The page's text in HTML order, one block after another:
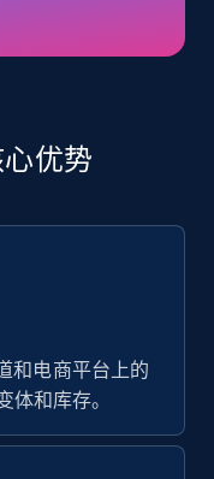
立即开始
by using
count, and
立即开始
心优势
和电商平台上的
体和库存。